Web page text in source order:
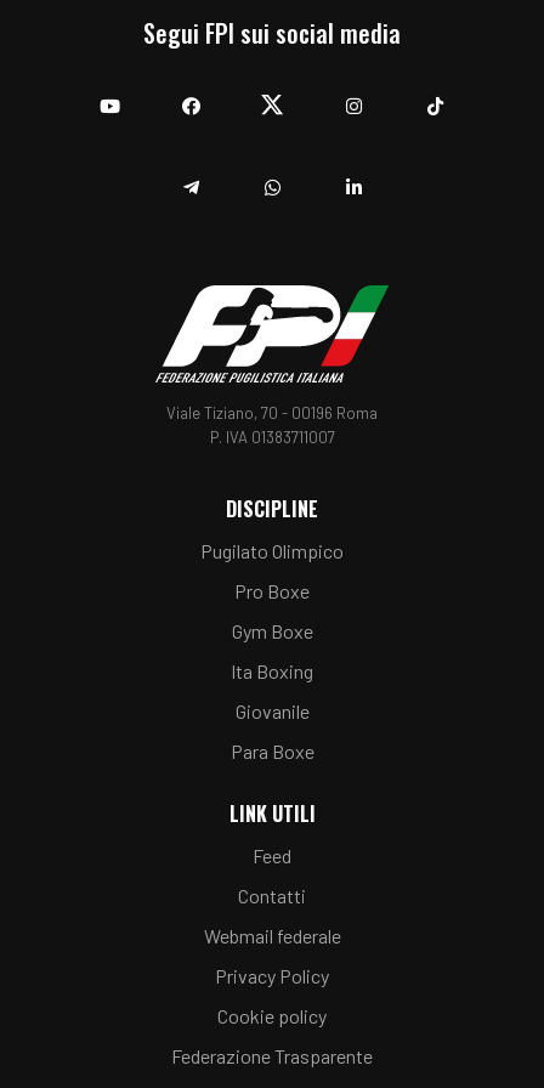
Segui FPI sui social media
Viale Tiziano, 70 - 00196 Roma
P. IVA 01383711007
DISCIPLINE
Pugilato Olimpico
Pro Boxe
Gym Boxe
Ita Boxing
Giovanile
Para Boxe
LINK UTILI
Feed
Contatti
Webmail federale
Privacy Policy
Cookie policy
Federazione Trasparente